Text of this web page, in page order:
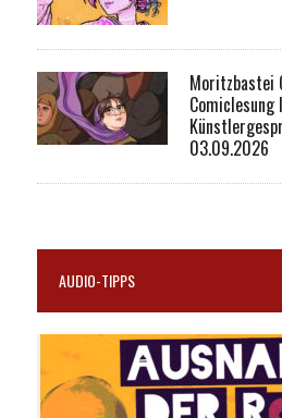
Moritzbastei
Comiclesung
03.09.2026
AUDIO-TIPPS